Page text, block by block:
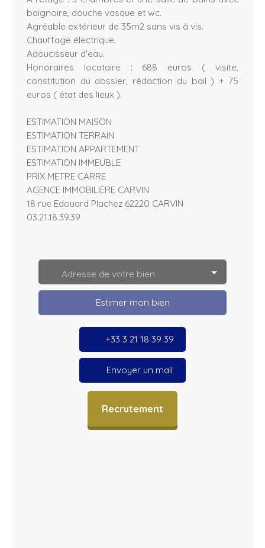
baignoire, douche vasque et wc.
Agréable extérieur de 35m2 sans vis à vis.
Chauffage électrique.
Adoucisseur d'eau.
Honoraires locataire : 688 euros ( visite,
constitution du dossier, rédaction du bail ) + 75
euros ( état des lieux ).
ESTIMATION MAISON
ESTIMATION TERRAIN
ESTIMATION APPARTEMENT
ESTIMATION IMMEUBLE
PRIX METRE CARRE
AGENCE IMMOBILIÈRE CARVIN
18 rue Edouard Plachez 62220 CARVIN
03.21.18.39.39
Adresse de votre bien
Estimer mon bien
+33 3 21 18 39 39
Envoyer un mail
Recrutement